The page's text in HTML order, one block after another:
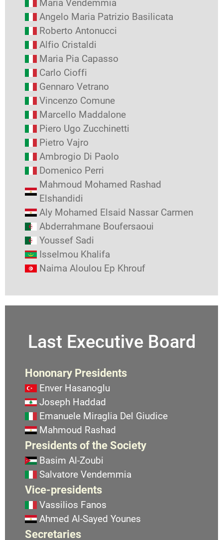
Maria Vendemmia
Angelo Maria Patrizio Basilicata
Roberto Antonucci
Alfio Cristaldi
Maria Pia Capasso
Carlo Cioffi
Gennaro Vetrano
Vincenzo Comune
Marcello Maddalone
Piero Ugo Zucchinetti
Pietro Vajro
Ambrogio Di Paolo
Domenico Perri
Mahmoud Mohamed Rashad
Elshandidi
Aly Mohamed Elsaid Nassar Carmen
Abderrahmane Boufersaoui
Youssef Sadi
Isselmou Khalifa
Naima Aloulou Ep Khrouf
Last Executive Board
Hononary Presidents
Enver Hasanoglu
Joseph Haddad
Emanuele Miraglia Del Giudice
Mahmoud Rashad
Presidents of the Society
Basim Al-Zoubi
Salvatore Vendemmia
Vice-presidents
Vassilios Fanos
Ahmed Al-Sayed Younes
Secretaries